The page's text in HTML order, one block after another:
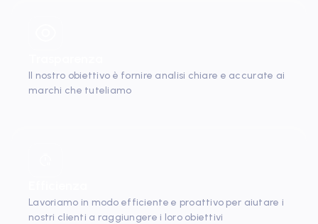
Il nostro obiettivo è fornire analisi chiare e accurate ai
marchi che tuteliamo
Lavoriamo in modo efficiente e proattivo per aiutare i
nostri clienti a raggiungere i loro obiettivi